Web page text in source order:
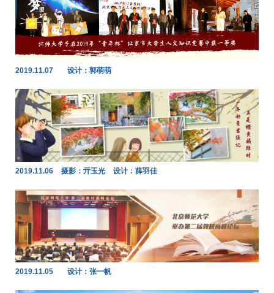
2019.11.07 设计：郭萌萌
2019.11.06 摄影：亓玉光 设计：薛羽佳
2019.11.05 设计：张一帆